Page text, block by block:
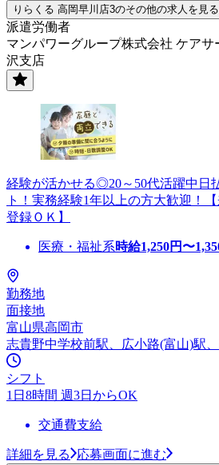
りらくる 高岡早川店3のその他の求人を見る
派遣労働者
マンパワーグループ株式会社 ケア
沢支店
経験が活かせる◎20～50代活躍中
ト！実務経験1年以上の方大歓迎！
登録ＯＫ】
医療・福祉系時給1,250円〜
勤務地
面接地
富山県高岡市
志貴野中学校前駅、広小路(富山)駅
シフト
1日8時間 週3日からOK
交通費支給
詳細を見る 応募画面に進む